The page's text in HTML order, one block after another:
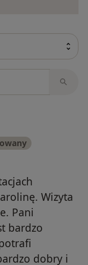
Wizyta
Pani
bardzo
dobry i